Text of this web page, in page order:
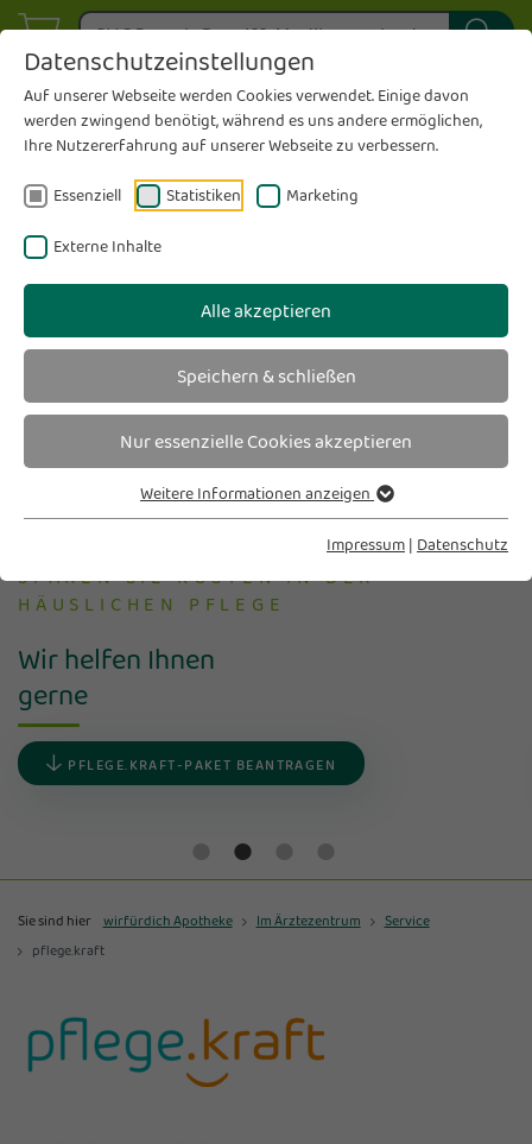
Datenschutzeinstellungen
Auf unserer Webseite werden Cookies verwendet. Einige davon
werden zwingend benötigt, während es uns andere ermöglichen,
Ihre Nutzererfahrung auf unserer Webseite zu verbessern.
Essenziell Statistiken Marketing
Externe Inhalte
Alle akzeptieren
Speichern & schließen
Nur essenzielle Cookies akzeptieren
Weitere Informationen anzeigen
Impressum | Datenschutz
SPAREN SIE KOSTEN IN DER
HÄUSLICHEN PFLEGE
Wir helfen Ihnen
gerne
PFLEGE.KRAFT-PAKET BEANTRAGEN
Sie sind hier wirfürdich Apotheke Im Ärztezentrum
Service
pflege.kraft